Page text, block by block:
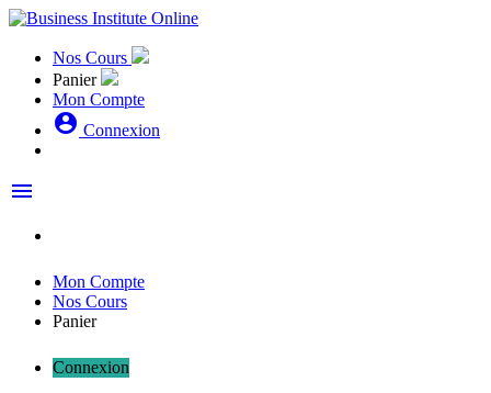
Nos Cours
Panier
Mon Compte
account_circle Connexion
menu
Mon Compte
Nos Cours
Panier
Connexion